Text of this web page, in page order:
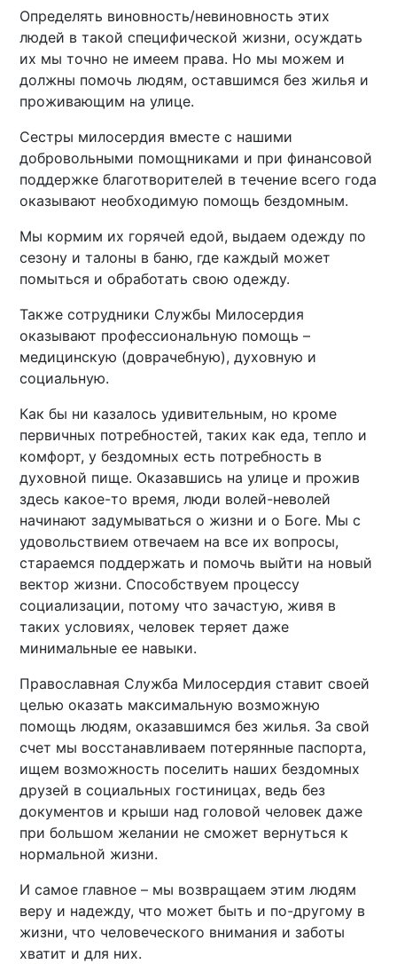
Определять виновность/невиновность этих
людей в такой специфической жизни, осуждать
их мы точно не имеем права. Но мы можем и
должны помочь людям, оставшимся без жилья и
проживающим на улице.
Сестры милосердия вместе с нашими
добровольными помощниками и при финансовой
поддержке благотворителей в течение всего года
оказывают необходимую помощь бездомным.
Мы кормим их горячей едой, выдаем одежду по
сезону и талоны в баню, где каждый может
помыться и обработать свою одежду.
Также сотрудники Службы Милосердия
оказывают профессиональную помощь –
медицинскую (доврачебную), духовную и
социальную.
Как бы ни казалось удивительным, но кроме
первичных потребностей, таких как еда, тепло и
комфорт, у бездомных есть потребность в
духовной пище. Оказавшись на улице и прожив
здесь какое-то время, люди волей-неволей
начинают задумываться о жизни и о Боге. Мы с
удовольствием отвечаем на все их вопросы,
стараемся поддержать и помочь выйти на новый
вектор жизни. Способствуем процессу
социализации, потому что зачастую, живя в
таких условиях, человек теряет даже
минимальные ее навыки.
Православная Служба Милосердия ставит своей
целью оказать максимальную возможную
помощь людям, оказавшимся без жилья. За свой
счет мы восстанавливаем потерянные паспорта,
ищем возможность поселить наших бездомных
друзей в социальных гостиницах, ведь без
документов и крыши над головой человек даже
при большом желании не сможет вернуться к
нормальной жизни.
И самое главное – мы возвращаем этим людям
веру и надежду, что может быть и по-другому в
жизни, что человеческого внимания и заботы
хватит и для них.